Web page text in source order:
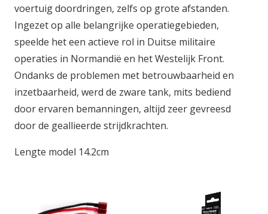
voertuig doordringen, zelfs op grote afstanden.
Ingezet op alle belangrijke operatiegebieden,
speelde het een actieve rol in Duitse militaire
operaties in Normandië en het Westelijk Front.
Ondanks de problemen met betrouwbaarheid en
inzetbaarheid, werd de zware tank, mits bediend
door ervaren bemanningen, altijd zeer gevreesd
door de geallieerde strijdkrachten.
Lengte model 14.2cm